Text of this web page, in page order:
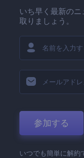
いち早く最新の
取りましょう。
参加する
いつでも簡単に解約